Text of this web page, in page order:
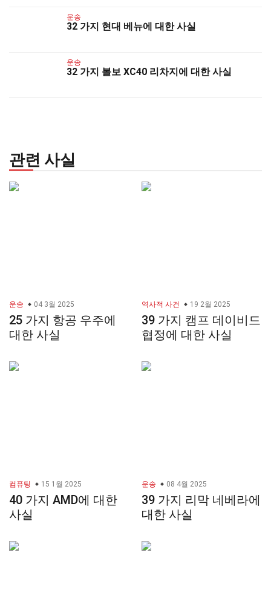
운송
32 가지 현대 베뉴에 대한 사실
운송
32 가지 볼보 XC40 리차지에 대한 사실
관련 사실
운송 04 3월 2025
25 가지 항공 우주에
대한 사실
역사적 사건 19 2월 2025
39 가지 캠프 데이비드
협정에 대한 사실
컴퓨팅 15 1월 2025
40 가지 AMD에 대한
사실
운송 08 4월 2025
39 가지 리막 네베라에
대한 사실